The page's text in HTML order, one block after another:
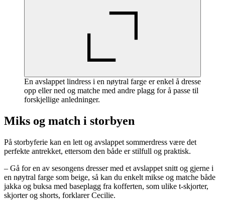
En avslappet lindress i en nøytral farge er enkel å dresse
opp eller ned og matche med andre plagg for å passe til
forskjellige anledninger.
Miks og match i storbyen
På storbyferie kan en lett og avslappet sommerdress være det
perfekte antrekket, ettersom den både er stilfull og praktisk.
– Gå for en av sesongens dresser med et avslappet snitt og gjerne i
en nøytral farge som beige, så kan du enkelt mikse og matche både
jakka og buksa med baseplagg fra kofferten, som ulike t-skjorter,
skjorter og shorts, forklarer Cecilie.